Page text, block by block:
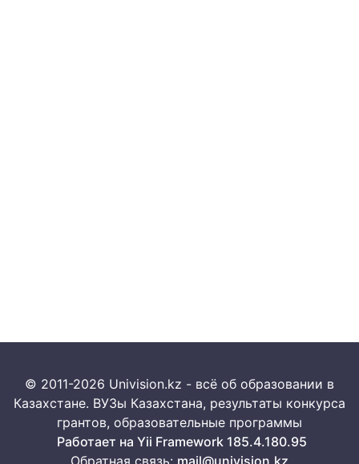
© 2011-2026 Univision.kz - всё об образовании в
Казахстане. ВУЗы Казахстана, результаты конкурса
грантов, образовательные программы
Работает на Yii Framework 185.4.180.95